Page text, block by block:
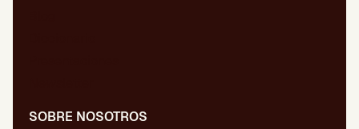
SOBRE NOSOTROS